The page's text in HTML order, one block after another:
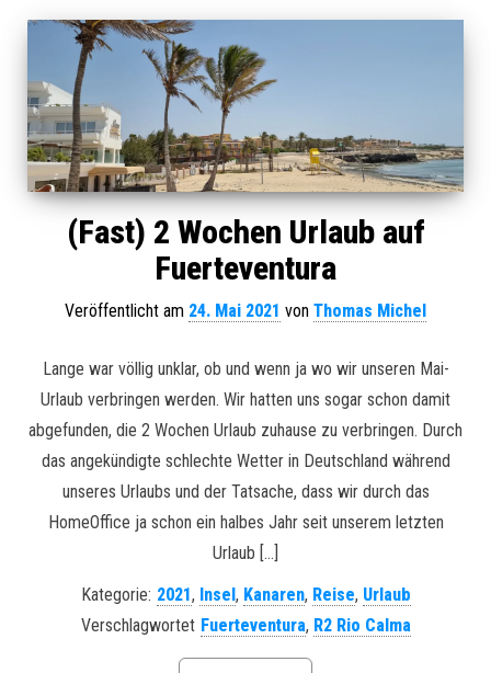
(Fast) 2 Wochen Urlaub auf
Fuerteventura
Veröffentlicht am 24. Mai 2021 von Thomas Michel
Lange war völlig unklar, ob und wenn ja wo wir unseren Mai-
Urlaub verbringen werden. Wir hatten uns sogar schon damit
abgefunden, die 2 Wochen Urlaub zuhause zu verbringen. Durch
das angekündigte schlechte Wetter in Deutschland während
unseres Urlaubs und der Tatsache, dass wir durch das
HomeOffice ja schon ein halbes Jahr seit unserem letzten
Urlaub […]
Kategorie: 2021, Insel, Kanaren, Reise, Urlaub
Verschlagwortet Fuerteventura, R2 Rio Calma